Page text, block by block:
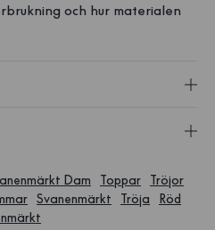
och hur materialen
Dam Toppar
Tröjor
Svanenmärkt Tröja
Röd